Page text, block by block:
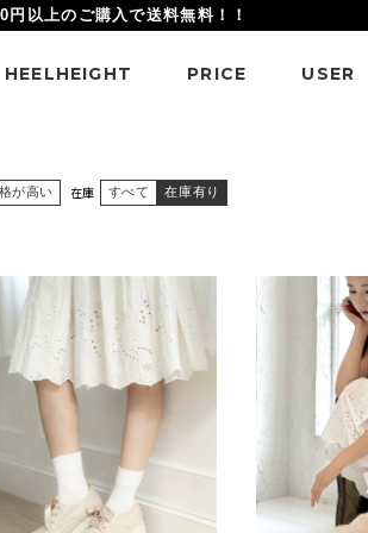
円以上のご購入で送料無料！！
HEELHEIGHT PRICE USER
が高い 在庫 すべて 在庫有り